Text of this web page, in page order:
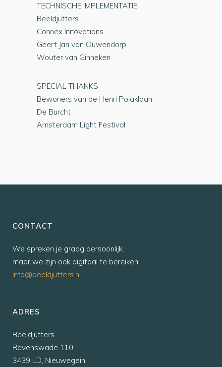
TECHNISCHE IMPLEMENTATIE
Beeldjutters
Connex Innovations
Geert Jan van Ouwendorp
Wouter van Ginneken
SPECIAL THANKS
Bewoners van de Henri Polaklaan
De Burcht
Amsterdam Light Festival
CONTACT
We spreken je graag persoonlijk,
maar we zijn ook digitaal te bereiken:
info@beeldjutters.nl
ADRES
Beeldjutters
Ravenswade 110
3439 LD, Nieuwegein